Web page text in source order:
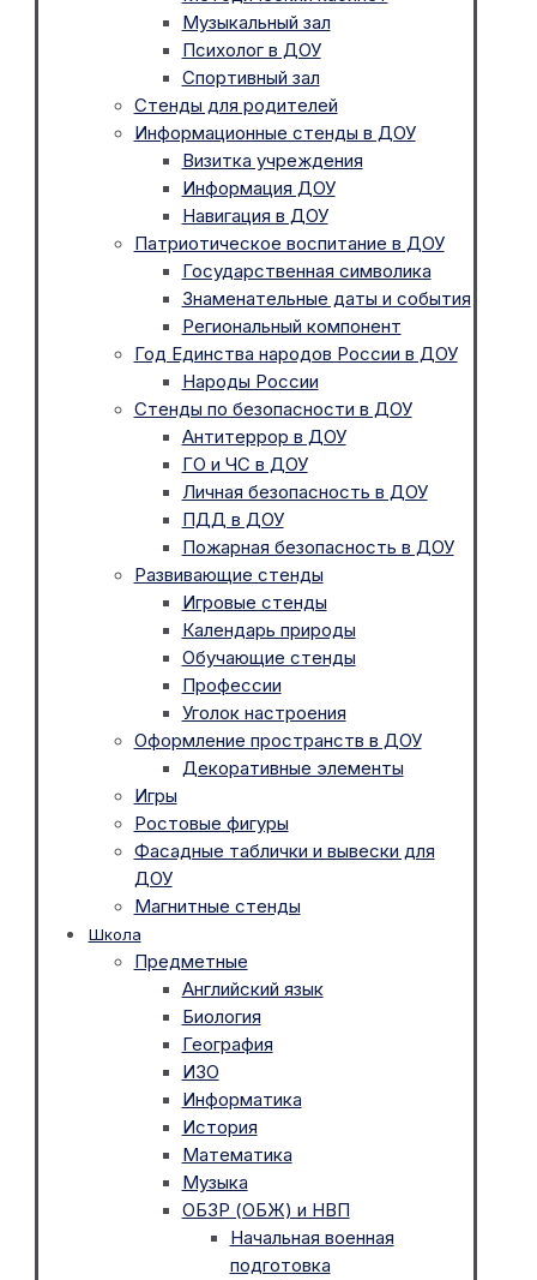
Музыкальный зал
Психолог в ДОУ
Спортивный зал
Стенды для родителей
Информационные стенды в ДОУ
Визитка учреждения
Информация ДОУ
Навигация в ДОУ
Патриотическое воспитание в ДОУ
Государственная символика
Знаменательные даты и события
Региональный компонент
Год Единства народов России в ДОУ
Народы России
Стенды по безопасности в ДОУ
Антитеррор в ДОУ
ГО и ЧС в ДОУ
Личная безопасность в ДОУ
ПДД в ДОУ
Пожарная безопасность в ДОУ
Развивающие стенды
Игровые стенды
Календарь природы
Обучающие стенды
Профессии
Уголок настроения
Оформление пространств в ДОУ
Декоративные элементы
Игры
Ростовые фигуры
Фасадные таблички и вывески для
ДОУ
Магнитные стенды
Школа
Предметные
Английский язык
Биология
География
ИЗО
Информатика
История
Математика
Музыка
ОБЗР (ОБЖ) и НВП
Начальная военная
подготовка